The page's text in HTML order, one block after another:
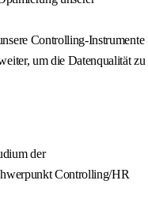
Controlling-Instrumente
um die Datenqualität zu
der
Controlling/HR